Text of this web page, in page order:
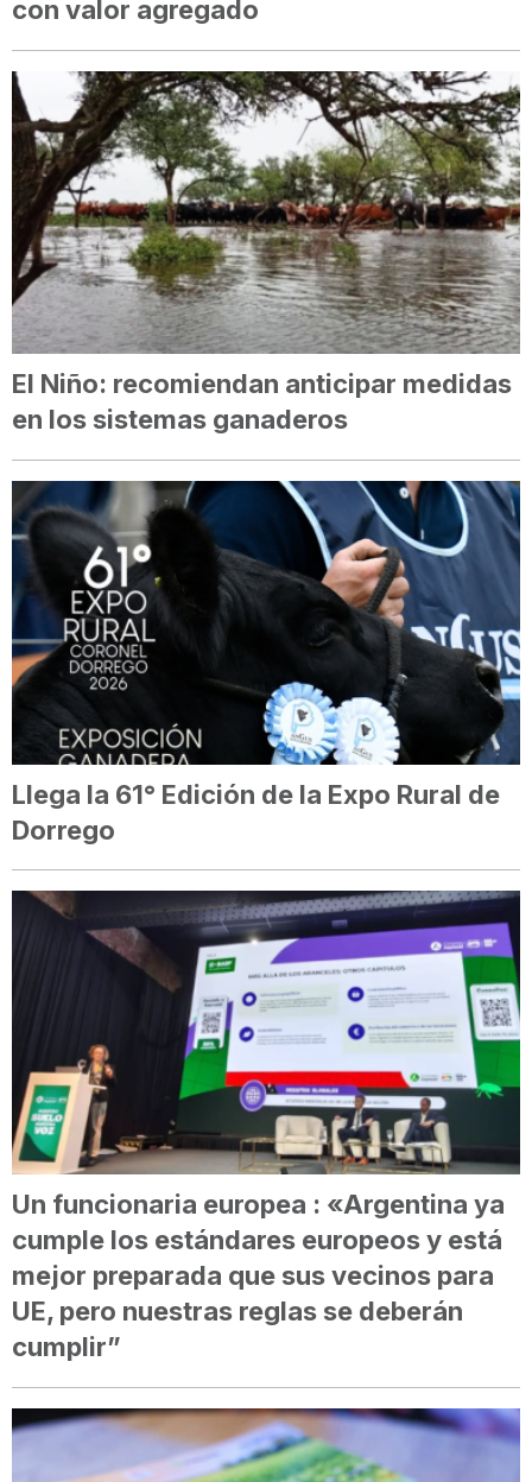
con valor agregado
El Niño: recomiendan anticipar medidas
en los sistemas ganaderos
Llega la 61° Edición de la Expo Rural de
Dorrego
Un funcionaria europea : «Argentina ya
cumple los estándares europeos y está
mejor preparada que sus vecinos para
UE, pero nuestras reglas se deberán
cumplir”